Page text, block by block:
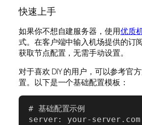
快速上手
如果你不想自建服务器，使用优质
式。在客户端中输入机场提供的订
获取节点配置，无需手动设置。
对于喜欢 DIY 的用户，可以参考官
置。以下是一个基础配置模板：
# 基础配置示例
server: your-server.com